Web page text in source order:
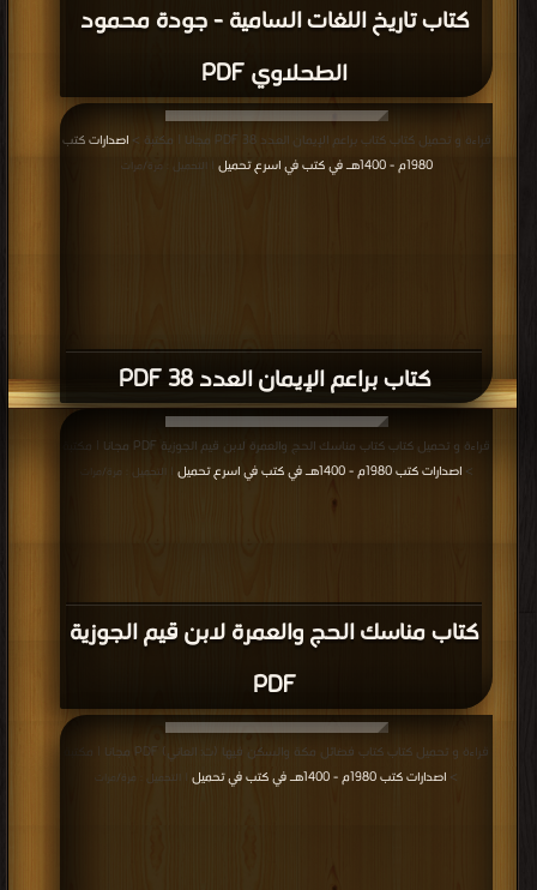
كتاب تاريخ اللغات السامية - جودة محمود
الطحلاوي PDF
كتاب براعم الإيمان العدد 38 PDF
قراءة و تحميل كتاب كتاب براعم الإيمان العدد 38 PDF مجانا | مكتبة >
اصدارات كتب
1980م - 1400هـ في كتب في اسرع تحميل
| التحميل : مرة/مرات
كتاب مناسك الحج والعمرة لابن قيم الجوزية
PDF
قراءة و تحميل كتاب كتاب مناسك الحج والعمرة لابن قيم الجوزية PDF مجانا | مكتبة
>اصدارات كتب 1980م - 1400هـ في كتب في اسرع تحميل | التحميل : مرة/مرات
قراءة و تحميل كتاب كتاب فضائل مكة والسكن فيها (ت: العاني) PDF مجانا | مكتبة
> اصدارات كتب 1980م - 1400هـ في كتب في تحميل | التحميل : مرة/مرات